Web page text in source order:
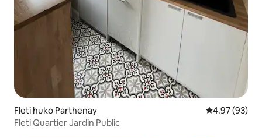
Fleti huko Parthenay Ukadiriaji wa
4.97 (93)
Fleti Quartier Jardin Public